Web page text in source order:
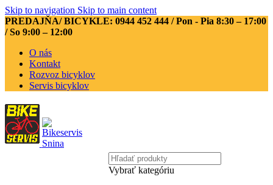
Skip to navigation Skip to main content
PREDAJŇA/ BICYKLE: 0944 452 444 / Pon - Pia 8:30 – 17:00
/ So 9:00 – 12:00
O nás
Kontakt
Rozvoz bicyklov
Servis bicyklov
Vybrať kategóriu